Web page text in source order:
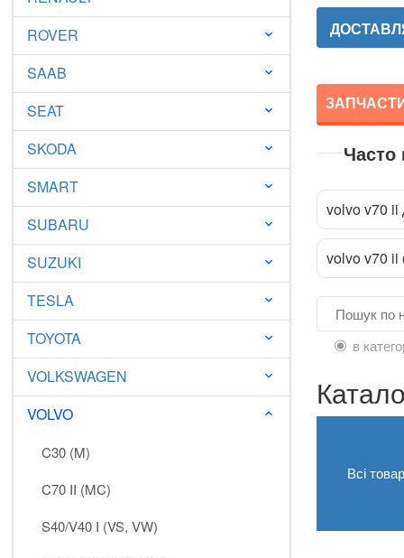
ROVER keyboard_arrow_down
SAAB keyboard_arrow_down
SEAT keyboard_arrow_down
SKODA keyboard_arrow_down
SMART keyboard_arrow_down
SUBARU keyboard_arrow_down
SUZUKI keyboard_arrow_down
TESLA keyboard_arrow_down
TOYOTA keyboard_arrow_down
VOLKSWAGEN keyboard_arrow_down
VOLVO keyboard_arrow_down
C30 (M)
C70 II (MC)
S40/V40 I (VS, VW)
volvo v70 ii
volvo v70
в
Всі